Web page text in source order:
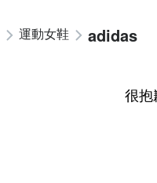
運動女鞋 adidas
很抱